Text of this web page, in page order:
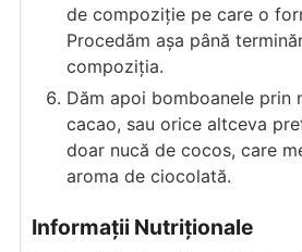
de compoziție pe care o
Procedăm așa până
compoziția.
Dăm apoi bomboanele prin
cacao, sau orice altceva
doar nucă de cocos, care
aroma de ciocolată.
Informații Nutriționale